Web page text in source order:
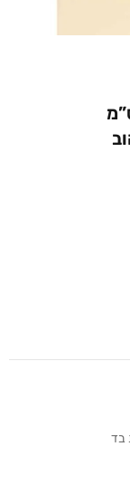
למחשב נייד 35/27 ס”מ
בד